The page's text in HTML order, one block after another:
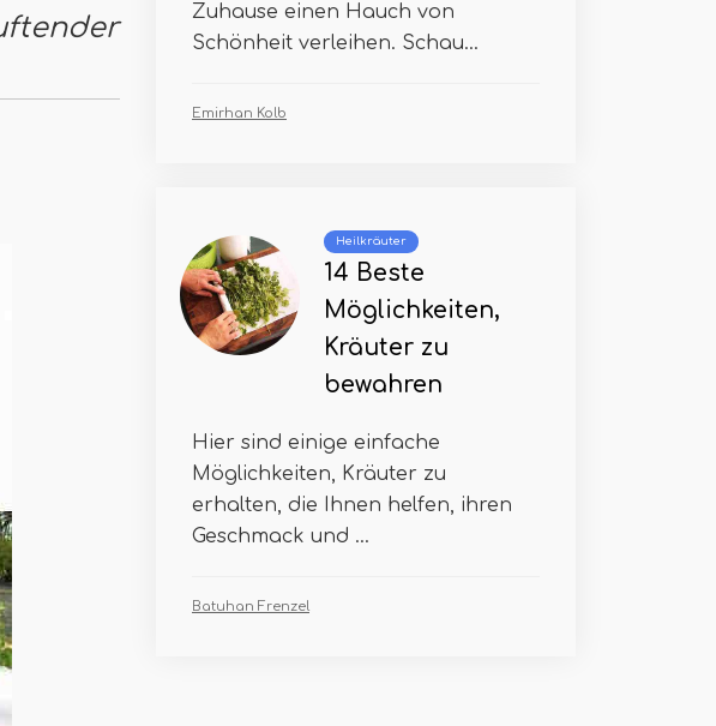
Zuhause einen Hauch von
Schönheit verleihen. Schau...
Emirhan Kolb
Heilkräuter
14 Beste
Möglichkeiten,
Kräuter zu
bewahren
Hier sind einige einfache
Möglichkeiten, Kräuter zu
erhalten, die Ihnen helfen, ihren
Geschmack und ...
Batuhan Frenzel